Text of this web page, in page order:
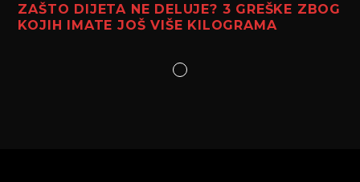
ZAŠTO DIJETA NE DELUJE? 3 GREŠKE ZBOG
KOJIH IMATE JOŠ VIŠE KILOGRAMA